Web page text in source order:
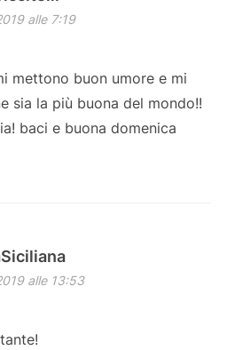
alle 7:19
mettono buon umore e mi
sia la più buona del mondo!!
baci e buona domenica
alle 13:53